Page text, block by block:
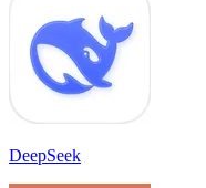
DeepSeek